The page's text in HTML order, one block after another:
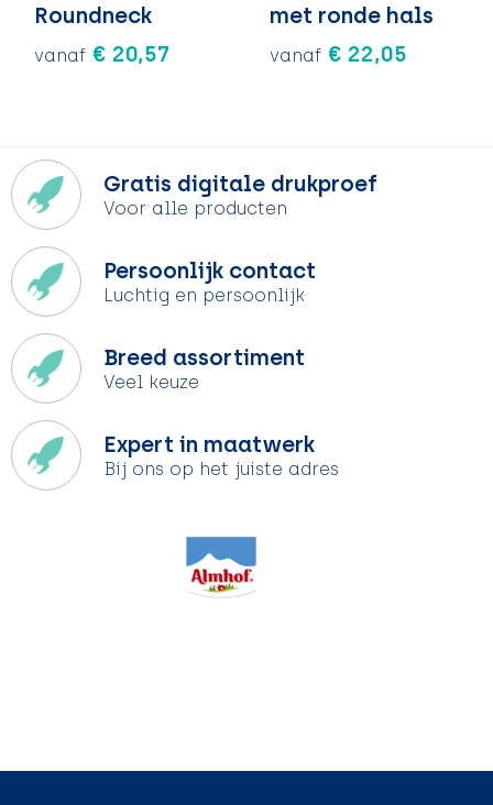
Roundneck
vanaf € 20,57
met ronde hals
vanaf € 22,05
Gratis digitale drukproef
Voor alle producten
Persoonlijk contact
Luchtig en persoonlijk
Breed assortiment
Veel keuze
Expert in maatwerk
Bij ons op het juiste adres